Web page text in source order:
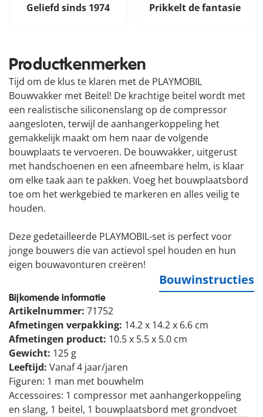
Geliefd sinds 1974 Prikkelt de fantasie
Productkenmerken
Tijd om de klus te klaren met de PLAYMOBIL
Bouwvakker met Beitel! De krachtige beitel wordt met
een realistische siliconenslang op de compressor
aangesloten, terwijl de aanhangerkoppeling het
gemakkelijk maakt om hem naar de volgende
bouwplaats te vervoeren. De bouwvakker, uitgerust
met handschoenen en een afneembare helm, is klaar
om elke taak aan te pakken. Voeg het bouwplaatsbord
toe om het werkgebied te markeren en alles veilig te
houden.
Deze gedetailleerde PLAYMOBIL-set is perfect voor
jonge bouwers die van actievol spel houden en hun
eigen bouwavonturen creëren!
Bouwinstructies
Bijkomende informatie
Artikelnummer: 71752
Afmetingen verpakking: 14.2 x 14.2 x 6.6 cm
Afmetingen product: 10.5 x 5.5 x 5.0 cm
Gewicht: 125 g
Leeftijd: Vanaf 4 jaar/jaren
Figuren: 1 man met bouwhelm
Accessoires: 1 compressor met aanhangerkoppeling
en slang, 1 beitel, 1 bouwplaatsbord met grondvoet